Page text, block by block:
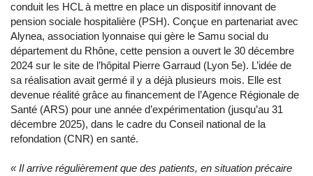
conduit les HCL à mettre en place un dispositif innovant de
pension sociale hospitalière (PSH). Conçue en partenariat avec
Alynea, association lyonnaise qui gère le Samu social du
département du Rhône, cette pension a ouvert le 30 décembre
2024 sur le site de l’hôpital Pierre Garraud (Lyon 5e). L’idée de
sa réalisation avait germé il y a déjà plusieurs mois. Elle est
devenue réalité grâce au financement de l’Agence Régionale de
Santé (ARS) pour une année d’expérimentation (jusqu’au 31
décembre 2025), dans le cadre du Conseil national de la
refondation (CNR) en santé.
« Il arrive régulièrement que des patients, en situation précaire